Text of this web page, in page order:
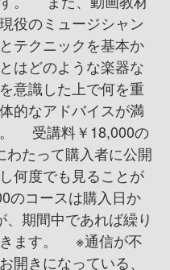
役のミュージシャン
テクニックを基本か
はどのような楽器な
意識した上で何を重
的なアドバイスが満
。 受講料￥18,000の
わたって購入者に公開
何度でも見ることが
コースは購入日か
期間中であれば繰り
きます。 ※通信が不
開きになっている、